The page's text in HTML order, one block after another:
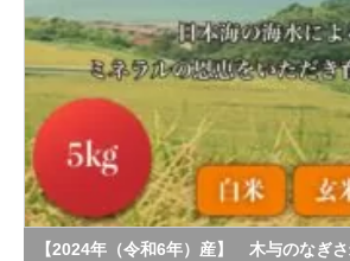
【2024年（令和6年）産】 木与のなぎ